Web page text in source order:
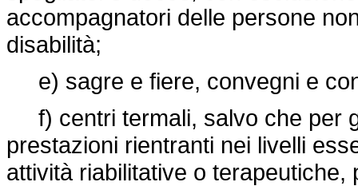
accompagnatori delle persone
disabilità;
e) sagre e fiere, convegni e
f) centri termali, salvo che per
prestazioni rientranti nei livelli
attività riabilitative o